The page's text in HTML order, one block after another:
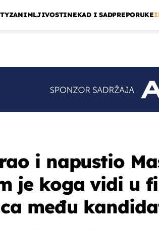
ZANIMLJIVOSTINEKAD I SADPREPORUKE
i napustio
je koga vidi u
među